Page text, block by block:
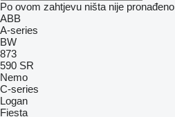
Po ovom zahtjevu ništa nije pronađeno
ABB
A-series
BW
873
590 SR
Nemo
C-series
Logan
Fiesta